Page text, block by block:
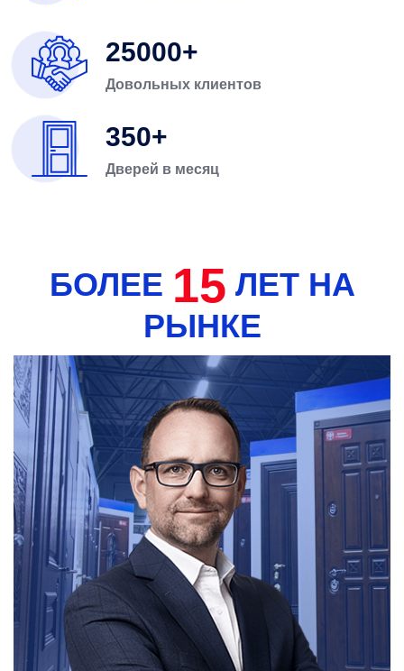
25000
Довольных клиентов
350
Дверей в месяц
БОЛЕЕ 15 ЛЕТ НА
РЫНКЕ